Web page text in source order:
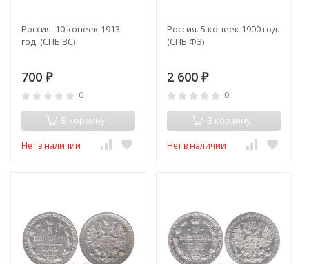
Россия. 10 копеек 1913
год. (СПБ ВС)
700 ₽
0
В корзину
Нет в наличии
Россия. 5 копеек 1900 год.
(СПБ ФЗ)
2 600 ₽
0
В корзину
Нет в наличии